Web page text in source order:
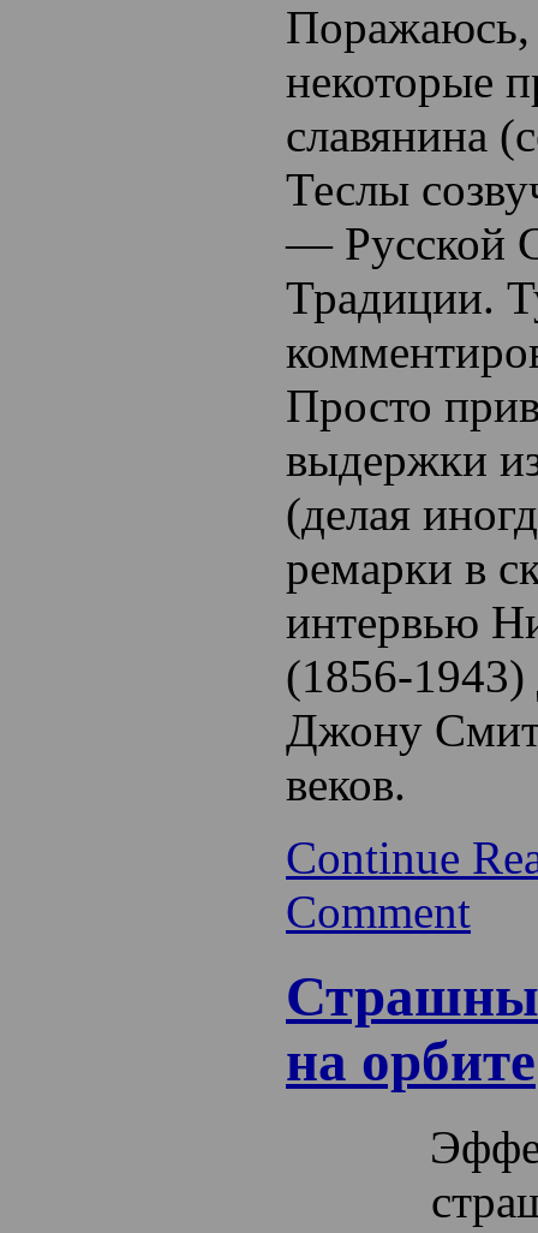
Поражаюсь,
некоторые
славянина
Теслы
— Русской
Традиции.
Просто
выдержки
(делая
ремарки в
интервью
(1856-1943)
Джону
веков.
Continue
Comment
на орбите